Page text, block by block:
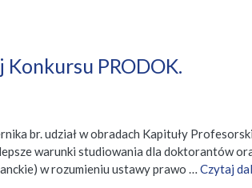
PRODOK.
br. udział w obradach Kapituły
warunki studiowania dla doktorantów
w rozumieniu ustawy prawo … Czytaj